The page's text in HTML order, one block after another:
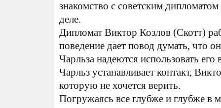
знакомство с советским
деле.
Дипломат Виктор Козлов (Скотт)
поведение дает повод думать, что
Чарльза надеются использовать
Чарльз устанавливает контакт,
которую не хочется верить.
Погружаясь все глубже и глубже в